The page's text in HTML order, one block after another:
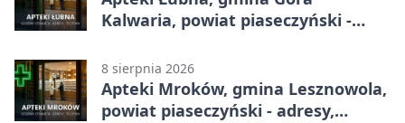
Kalwaria, powiat piaseczyński -
8 sierpnia 2026
Apteki Mroków, gmina Lesznowola,
powiat piaseczyński - adresy,